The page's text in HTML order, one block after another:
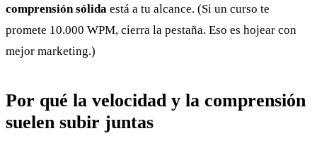
comprensión sólida está a tu alcance. (Si un curso te
promete 10.000 WPM, cierra la pestaña. Eso es hojear con
mejor marketing.)
Por qué la velocidad y la comprensión
suelen subir juntas